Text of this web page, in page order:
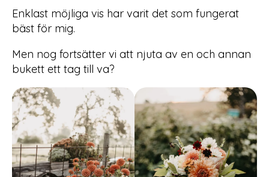
Enklast möjliga vis har varit det som fungerat
bäst för mig.
Men nog fortsätter vi att njuta av en och annan
bukett ett tag till va?